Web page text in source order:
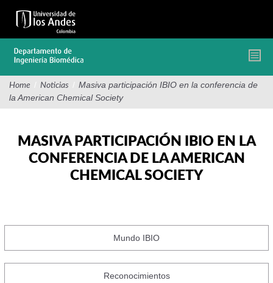
contenido
Home / Noticias / Masiva participación IBIO en la conferencia de
la American Chemical Society
MASIVA PARTICIPACIÓN IBIO EN LA
CONFERENCIA DE LA AMERICAN
CHEMICAL SOCIETY
Mundo IBIO
Reconocimientos